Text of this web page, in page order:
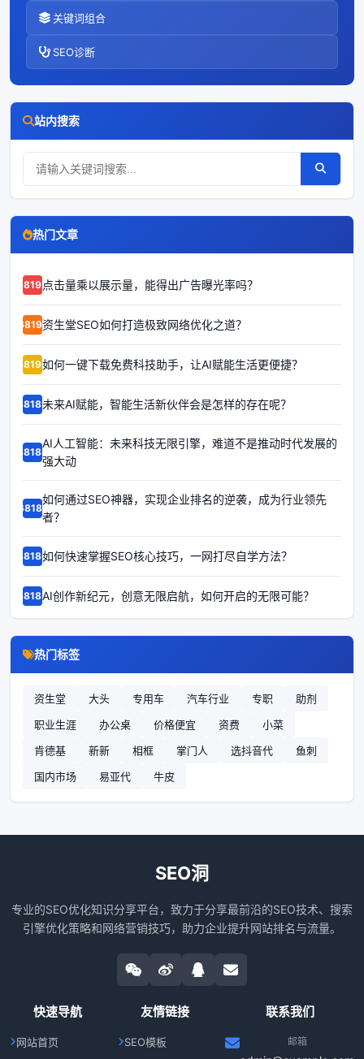
关键词组合
SEO诊断
站内搜索
热门文章
68192点击量乘以展示量，能得出广告曝光率吗？
68191资生堂SEO如何打造极致网络优化之道？
68190如何一键下载免费科技助手，让AI赋能生活更便捷？
68189未来AI赋能，智能生活新伙伴会是怎样的存在呢？
68188
AI人工智能：未来科技无限引擎，难道不是推动时代发展的
强大动
68187
如何通过SEO神器，实现企业排名的逆袭，成为行业领先
者？
68186如何快速掌握SEO核心技巧，一网打尽自学方法？
68185AI创作新纪元，创意无限启航，如何开启的无限可能？
热门标签
资生堂 大头 专用车 汽车行业 专职
助剂
职业生涯
办公桌 价格便宜 资费
小菜
肯德基
新新 相框 掌门人 选抖音代
鱼刺
国内市场
易亚代 牛皮
SEO洞
专业的SEO优化知识分享平台，致力于分享最前沿的SEO技术、搜索
引擎优化策略和网络营销技巧，助力企业提升网站排名与流量。
快速导航
网站首页
友情链接
SEO模板
联系我们
邮箱